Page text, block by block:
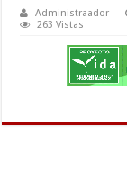
Administraador
263 Vistas